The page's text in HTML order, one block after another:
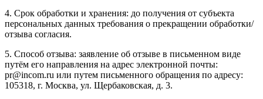
4. Срок обработки и хранения: до получения от субъекта
персональных данных требования о прекращении обработки/
отзыва согласия.
5. Способ отзыва: заявление об отзыве в письменном виде
путём его направления на адрес электронной почты:
pr@incom.ru или путем письменного обращения по адресу:
105318, г. Москва, ул. Щербаковская, д. 3.